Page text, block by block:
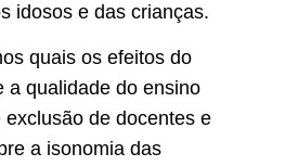
idosos e das crianças.
quais os efeitos do
a qualidade do ensino
de docentes e
a isonomia das